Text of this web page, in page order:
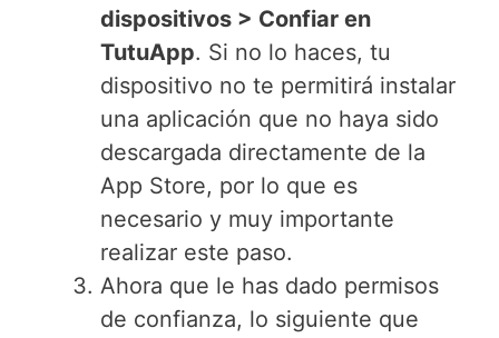
dispositivos > Confiar en
TutuApp. Si no lo haces, tu
dispositivo no te permitirá instalar
una aplicación que no haya sido
descargada directamente de la
App Store, por lo que es
necesario y muy importante
realizar este paso.
Ahora que le has dado permisos
de confianza, lo siguiente que